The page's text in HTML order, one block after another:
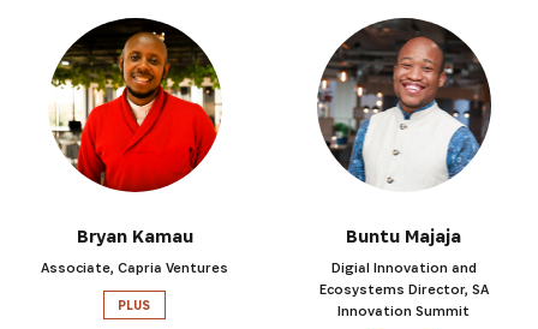
Bryan Kamau
Associate, Capria Ventures
PLUS
Buntu Majaja
Digial Innovation and
Ecosystems Director, SA
Innovation Summit